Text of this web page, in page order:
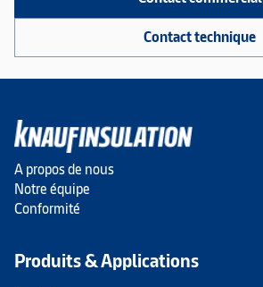
Contact technique
A propos de nous
Notre équipe
Conformité
Produits & Applications